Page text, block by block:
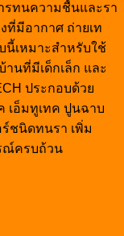
รทนความชื้นและรา
ที่มีอากาศ ถ่ายเท
เหมาะสำหรับใช้
านที่มีเด็กเล็ก และ
ประกอบด้วย
เอ็มทูเทค ปูนฉาบ
ชนิดทนรา เพิ่ม
ณ์ครบถ้วน